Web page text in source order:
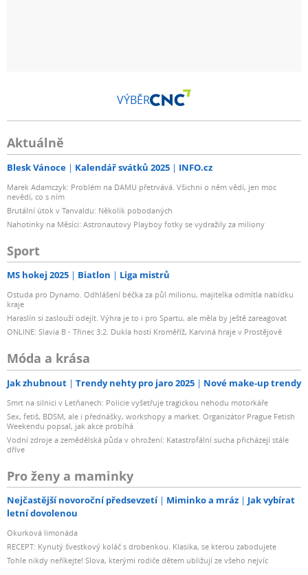
VÝBĚR
Aktuálně
Blesk Vánoce Kalendář svátků 2025 INFO.cz
Marek Adamczyk: Problém na DAMU přetrvává. Všichni o něm vědí, jen moc
nevědí, co s ním
Brutální útok v Tanvaldu: Několik pobodaných
Nahotinky na Měsíci: Astronautovy Playboy fotky se vydražily za miliony
Sport
MS hokej 2025 Biatlon Liga mistrů
Ostuda pro Dynamo. Odhlášení béčka za půl milionu, majitelka odmítla nabídku
kraje
Haraslín si zaslouží odejít. Výhra je to i pro Spartu, ale měla by ještě zareagovat
ONLINE: Slavia B - Třinec 3:2. Dukla hostí Kroměříž, Karviná hraje v Prostějově
Móda a krása
Jak zhubnout Trendy nehty pro jaro 2025 Nové make-up trendy
Smrt na silnici v Letňanech: Policie vyšetřuje tragickou nehodu motorkáře
Sex, fetiš, BDSM, ale i přednášky, workshopy a market. Organizátor Prague Fetish
Weekendu popsal, jak akce probíhá
Vodní zdroje a zemědělská půda v ohrožení: Katastrofální sucha přicházejí stále
dříve
Pro ženy a maminky
Nejčastější novoroční předsevzetí Miminko a mráz
Jak vybírat
letní dovolenou
Okurková limonáda
RECEPT: Kynutý švestkový koláč s drobenkou. Klasika, se kterou zabodujete
Tohle nikdy neříkejte! Slova, kterými rodiče dětem ubližují ze všeho nejvíc